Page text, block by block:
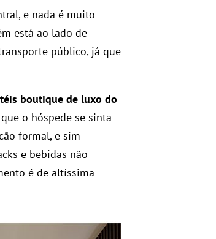
e nada é muito
está ao lado de
público, já que
boutique de luxo do
o hóspede se sinta
formal, e sim
e bebidas não
é de altíssima